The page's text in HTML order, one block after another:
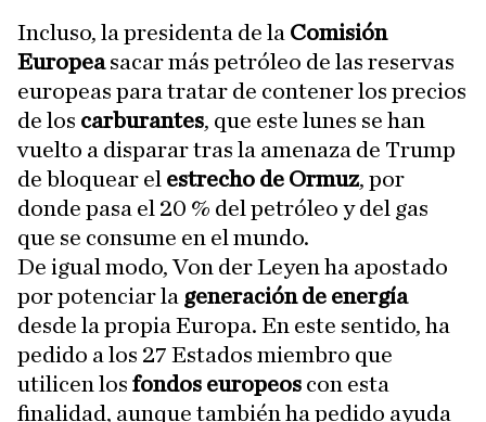
Incluso, la presidenta de la Comisión
Europeasacar más petróleo de las reservas
europeas para tratar de contener los precios
de los carburantes, que este lunes se han
vuelto a disparar tras la amenaza de Trump
de bloquear el estrecho de Ormuz, por
donde pasa el 20 % del petróleo y del gas
que se consume en el mundo.
De igual modo, Von der Leyen ha apostado
por potenciar la generación de energía
desde la propia Europa. En este sentido, ha
pedido a los 27 Estados miembro que
utilicen los fondos europeos con esta
finalidad, aunque también ha pedido ayuda